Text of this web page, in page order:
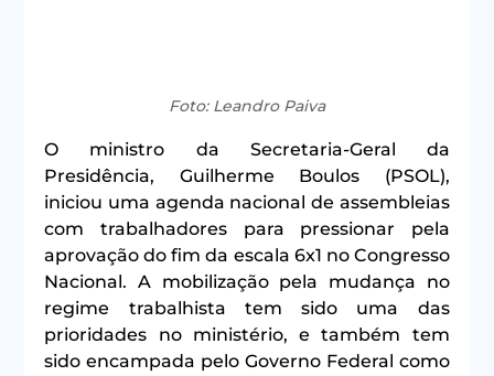
Foto: Leandro Paiva
O ministro da Secretaria-Geral da
Presidência, Guilherme Boulos (PSOL),
iniciou uma agenda nacional de assembleias
com trabalhadores para pressionar pela
aprovação do fim da escala 6x1 no Congresso
Nacional. A mobilização pela mudança no
regime trabalhista tem sido uma das
prioridades no ministério, e também tem
sido encampada pelo Governo Federal como